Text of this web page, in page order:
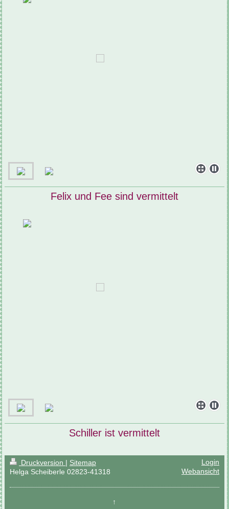
Felix und Fee sind vermittelt
Schiller ist vermittelt
Druckversion
Sitemap
Helga Scheiberle 02823-41318
Login
Webansicht
↑